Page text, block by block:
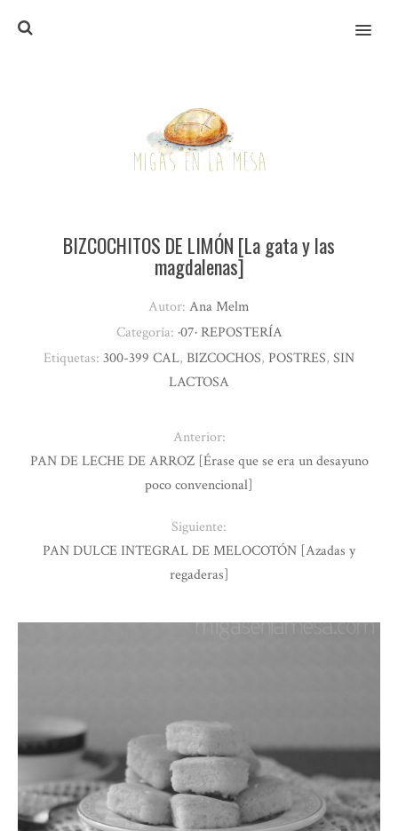
MENU
BIZCOCHITOS DE LIMÓN [La gata y las
magdalenas]
Autor: Ana Melm
Categoría: ·07· REPOSTERÍA
Etiquetas: 300-399 CAL, BIZCOCHOS, POSTRES, SIN
LACTOSA
Anterior:
PAN DE LECHE DE ARROZ [Érase que se era un desayuno
poco convencional]
Siguiente:
PAN DULCE INTEGRAL DE MELOCOTÓN [Azadas y
regaderas]